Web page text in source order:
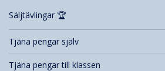
Säljtävlingar 🏆
Tjäna pengar själv
Tjäna pengar till klassen